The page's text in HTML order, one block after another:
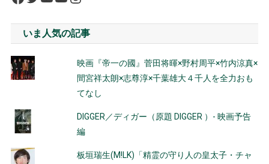
いま人気の記事
映画『帝一の國』菅田将暉×野村周平×竹内涼真×
間宮祥太朗×志尊淳×千葉雄大４千人を全力おも
てなし
DIGGER／ディガー（原題 DIGGER ）- 映画予告
編
板垣瑞生(M!LK)「精霊の守り人の皇太子・チャ